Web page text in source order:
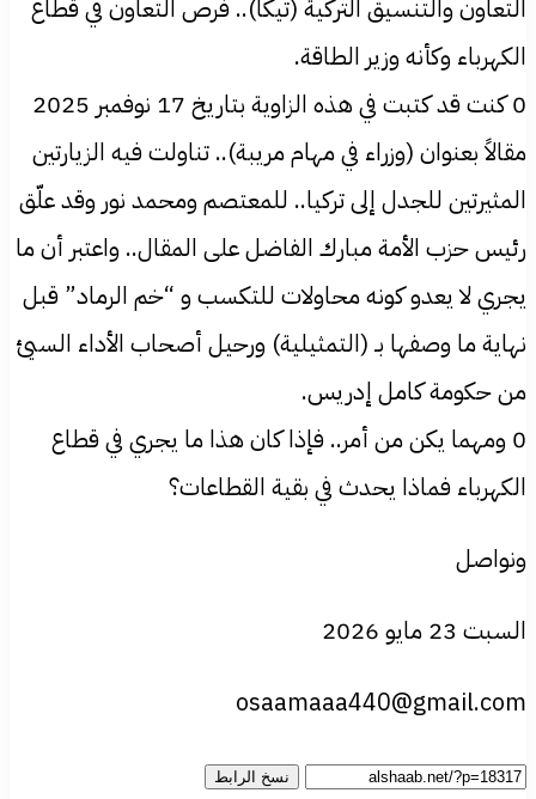
التعاون والتنسيق التركية (تيكا).. فرص التعاون في قطاع
الكهرباء وكأنه وزير الطاقة.
0 كنت قد كتبت في هذه الزاوية بتاريخ 17 نوفمبر 2025
مقالاً بعنوان (وزراء في مهام مريبة).. تناولت فيه الزيارتين
المثيرتين للجدل إلى تركيا.. للمعتصم ومحمد نور وقد علّق
رئيس حزب الأمة مبارك الفاضل على المقال.. واعتبر أن ما
يجري لا يعدو كونه محاولات للتكسب و “خم الرماد” قبل
نهاية ما وصفها بـ (التمثيلية) ورحيل أصحاب الأداء السيئ
من حكومة كامل إدريس.
0 ومهما يكن من أمر.. فإذا كان هذا ما يجري في قطاع
الكهرباء فماذا يحدث في بقية القطاعات؟
ونواصل
السبت 23 مايو 2026
osaamaaa440@gmail.com
نسخ الرابط